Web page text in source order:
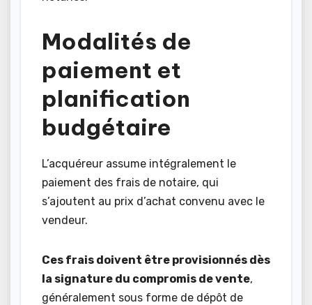
Modalités de
paiement et
planification
budgétaire
L’acquéreur assume intégralement le
paiement des frais de notaire, qui
s’ajoutent au prix d’achat convenu avec le
vendeur.
Ces frais doivent être provisionnés dès
la signature du compromis de vente,
généralement sous forme de dépôt de